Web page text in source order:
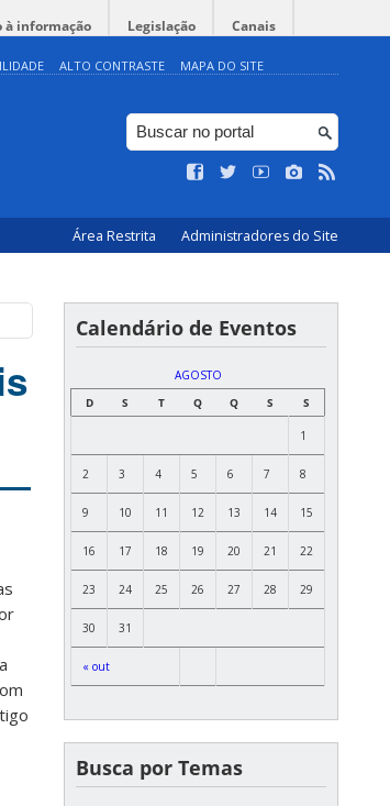
à informação Legislação Canais
ALTO CONTRASTE MAPA DO SITE
Área Restrita Administradores do Site
Calendário de Eventos
AGOSTO
D
S T Q Q S S
« out
1
2 3 4 5 6 7 8
9 10 11 12 13 14 15
16 17 18 19 20 21 22
23 24 25 26 27 28 29
30 31
Busca por Temas